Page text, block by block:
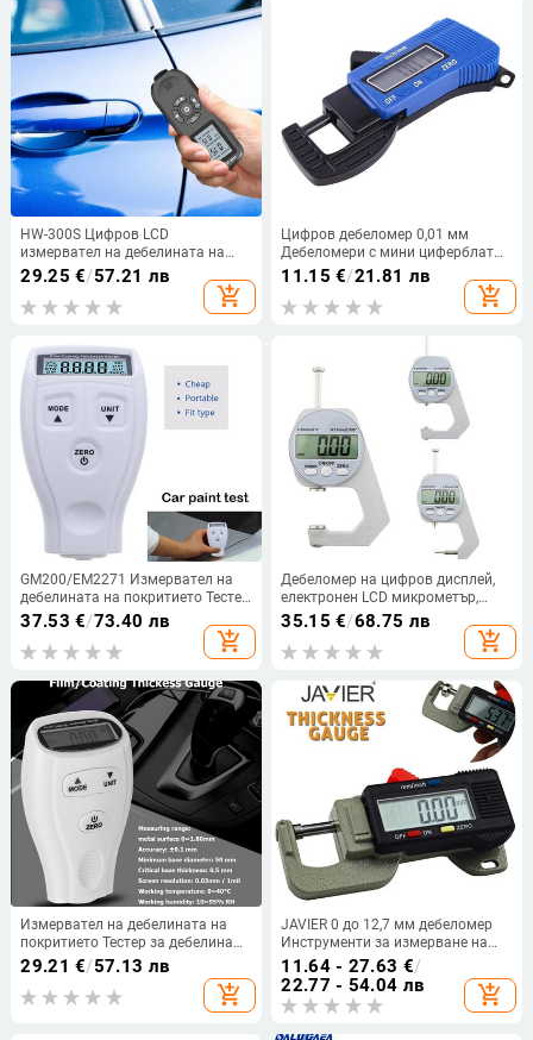
HW-300S Цифров LCD
измервател на дебелината на
филма Тестер за дебелина на
автомобилната боя Измервател
на дебелината на покритието 0-
29.25 €/57.21 лв
add_shopping_cart
Цифров дебеломер 0,01 мм
Дебеломери с мини циферблат
Метър Композитен метър от
въглеродни влакна Инструменти
за измерване на ширина
11.15 €/21.81 лв
add_shopping_cart
GM200/EM2271 Измервател на
дебелината на покритието Тестер
за дебелина на боята
Измервателни инструменти
Руски ръчен метален лак на
37.53 €/73.40 лв
add_shopping_cart
Дебеломер на цифров дисплей,
електронен LCD микрометър,
метрични инструменти за
измерване на дебелината на
стената 0-20 мм
35.15 €/68.75 лв
add_shopping_cart
Измервател на дебелината на
покритието Тестер за дебелина
на покритието на автомобилната
боя Инструмент за тестване на
автомобили Дебелина на боята
Руско ръководство GM200A
29.21 €/57.13 лв
add_shopping_cart
JAVIER 0 до 12,7 мм дебеломер
Инструменти за измерване на
ширина Преносим прецизен
цифров измервател на
дебелината Измервател на
метал Тестер Микрометър
11.64 - 27.63 €/
22.77 - 54.04 лв
add_shopping_cart